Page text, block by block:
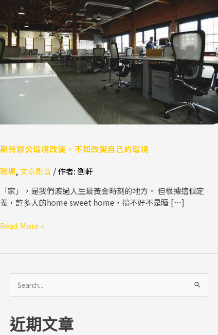
期待辦公環境改變，不如改變自己的環境
職場,文章影音 / 作者: 劉軒
「家」，是我們渡過人生最黃金時刻的地方。 但根據這個定
義，許多人的home sweet home，搞不好不是睡 […]
辦
公
環
境
改
變，
不
自
的
境
Read More »
尋
鍵
近期文章